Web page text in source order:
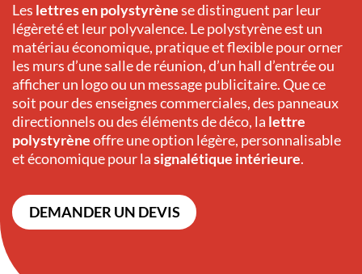
Les lettres en polystyrènese distinguent par leur
légèreté et leur polyvalence. Le polystyrène est un
matériau économique, pratique et flexible pour orner
les murs d’une salle de réunion, d’un hall d’entrée ou
afficher un logo ou un message publicitaire. Que ce
soit pour des enseignes commerciales, des panneaux
directionnels ou des éléments de déco, la lettre
polystyrèneoffre une option légère, personnalisable
et économique pour lasignalétique intérieure.
DEMANDER UN DEVIS